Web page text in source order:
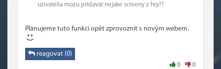
uzivatelia mozu pridavat nejake screeny z hry??
Plánujeme tuto funkci opět zprovoznit s novým webem.
reagovat (0)
0 0